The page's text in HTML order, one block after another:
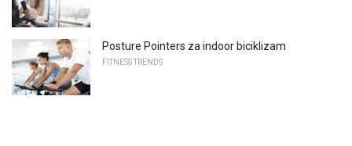
Posture Pointers za indoor biciklizam
FITNESS TRENDS